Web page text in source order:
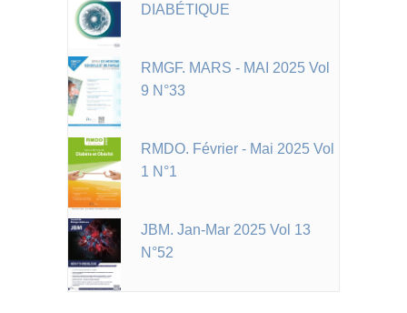
DIABÉTIQUE
RMGF. MARS - MAI 2025 Vol
9 N°33
RMDO. Février - Mai 2025 Vol
1 N°1
JBM. Jan-Mar 2025 Vol 13
N°52